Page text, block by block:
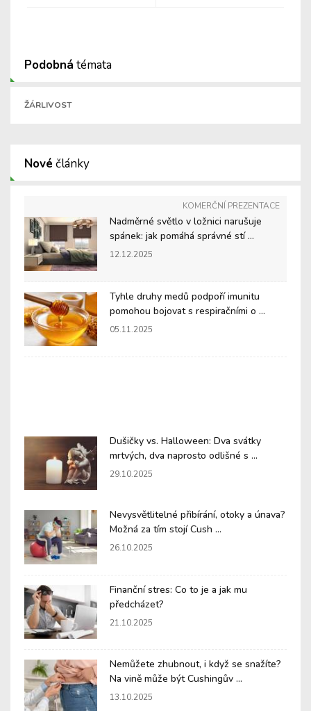
Podobná témata
ŽÁRLIVOST
Nové články
KOMERČNÍ PREZENTACE
Nadměrné světlo v ložnici narušuje
spánek: jak pomáhá správné stí ...
12.12.2025
Tyhle druhy medů podpoří imunitu
pomohou bojovat s respiračními o ...
05.11.2025
Dušičky vs. Halloween: Dva svátky
mrtvých, dva naprosto odlišné s ...
29.10.2025
Nevysvětlitelné přibírání, otoky a únava?
Možná za tím stojí Cush ...
26.10.2025
Finanční stres: Co to je a jak mu
předcházet?
21.10.2025
Nemůžete zhubnout, i když se snažíte?
Na vině může být Cushingův ...
13.10.2025